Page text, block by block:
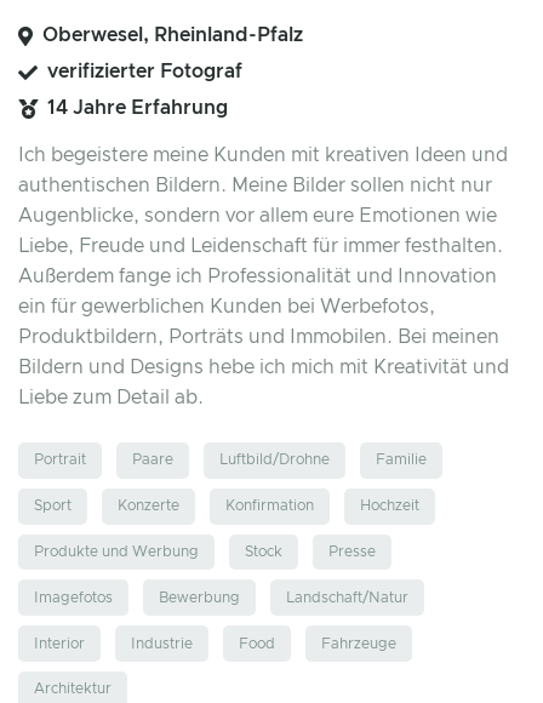
Oberwesel, Rheinland-Pfalz
verifizierter Fotograf
14 Jahre Erfahrung
Ich begeistere meine Kunden mit kreativen Ideen und
authentischen Bildern. Meine Bilder sollen nicht nur
Augenblicke, sondern vor allem eure Emotionen wie
Liebe, Freude und Leidenschaft für immer festhalten.
Außerdem fange ich Professionalität und Innovation
ein für gewerblichen Kunden bei Werbefotos,
Produktbildern, Porträts und Immobilen. Bei meinen
Bildern und Designs hebe ich mich mit Kreativität und
Liebe zum Detail ab.
Portrait Paare Luftbild/Drohne Familie
Sport Konzerte Konfirmation Hochzeit
Produkte und Werbung Stock Presse
Imagefotos Bewerbung Landschaft/Natur
Interior Industrie Food Fahrzeuge
Architektur